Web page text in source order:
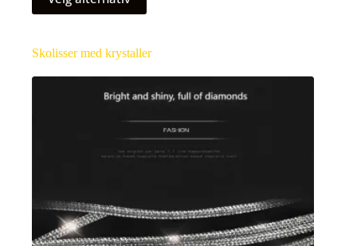
Skolisser med krystaller